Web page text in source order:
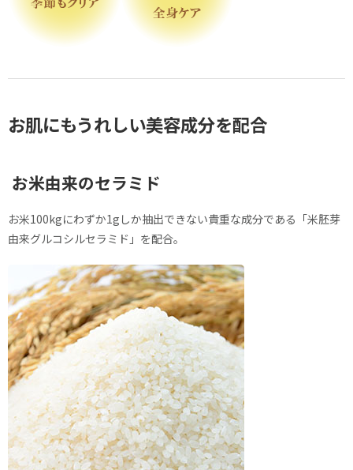
お肌にもうれしい美容成分を配合
お米由来のセラミド
お米100kgにわずか1gしか抽出できない貴重な成分である「米胚芽
由来グルコシルセラミド」を配合。